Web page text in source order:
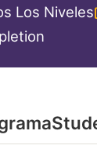
Los Niveles